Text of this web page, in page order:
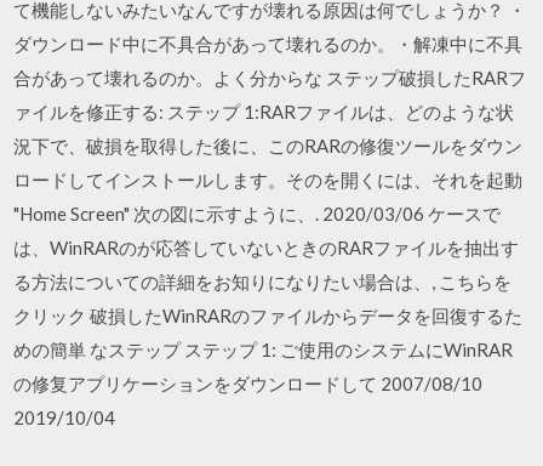
て機能しないみたいなんですが壊れる原因は何でしょうか？ ・
ダウンロード中に不具合があって壊れるのか。・解凍中に不具
合があって壊れるのか。よく分からな ステップ破損したRARフ
ァイルを修正する: ステップ 1:RARファイルは、どのような状
況下で、破損を取得した後に、このRARの修復ツールをダウン
ロードしてインストールします。そのを開くには、それを起動
"Home Screen" 次の図に示すように、. 2020/03/06 ケースで
は、WinRARのが応答していないときのRARファイルを抽出す
る方法についての詳細をお知りになりたい場合は、, こちらを
クリック 破損したWinRARのファイルからデータを回復するた
めの簡単 なステップ ステップ 1: ご使用のシステムにWinRAR
の修复アプリケーションをダウンロードして 2007/08/10
2019/10/04